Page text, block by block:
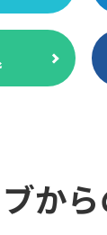
か